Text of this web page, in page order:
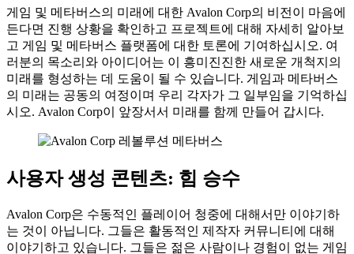
게임 및 메타버스의 미래에 대한 Avalon Corp의 비전이 마음에
든다면 진행 상황을 확인하고 프로젝트에 대해 자세히 알아보
고 게임 및 메타버스 플랫폼에 대한 토론에 기여하십시오. 여
러분의 목소리와 아이디어는 이 흥미진진한 새로운 개척지의
미래를 형성하는 데 도움이 될 수 있습니다. 게임과 메타버스
의 미래는 공동의 여정이며 우리 각자가 그 일부임을 기억하십
시오. Avalon Corp이 앞장서서 미래를 함께 만들어 갑시다.
사용자 생성 콘텐츠: 힘 승수
Avalon Corp은 수동적인 플레이어 청중에 대해서만 이야기하
는 것이 아닙니다. 그들은 활동적인 제작자 커뮤니티에 대해
이야기하고 있습니다. 그들은 젊은 사람이나 경험이 없는 게임